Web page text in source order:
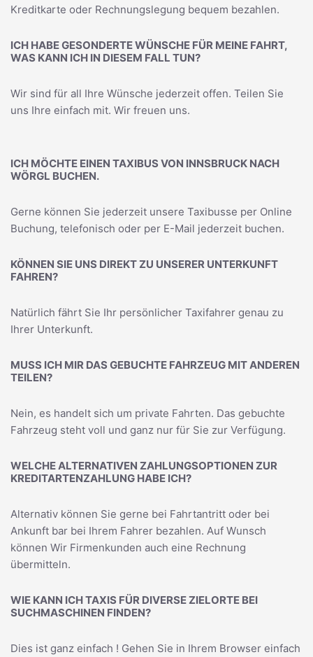
Kreditkarte oder Rechnungslegung bequem bezahlen.
ICH HABE GESONDERTE WÜNSCHE FÜR MEINE FAHRT,
WAS KANN ICH IN DIESEM FALL TUN?
Wir sind für all Ihre Wünsche jederzeit offen. Teilen Sie
uns Ihre einfach mit. Wir freuen uns.
ICH MÖCHTE EINEN TAXIBUS VON INNSBRUCK NACH
WÖRGL BUCHEN.
Gerne können Sie jederzeit unsere Taxibusse per Online
Buchung, telefonisch oder per E-Mail jederzeit buchen.
KÖNNEN SIE UNS DIREKT ZU UNSERER UNTERKUNFT
FAHREN?
Natürlich fährt Sie Ihr persönlicher Taxifahrer genau zu
Ihrer Unterkunft.
MUSS ICH MIR DAS GEBUCHTE FAHRZEUG MIT ANDEREN
TEILEN?
Nein, es handelt sich um private Fahrten. Das gebuchte
Fahrzeug steht voll und ganz nur für Sie zur Verfügung.
WELCHE ALTERNATIVEN ZAHLUNGSOPTIONEN ZUR
KREDITARTENZAHLUNG HABE ICH?
Alternativ können Sie gerne bei Fahrtantritt oder bei
Ankunft bar bei Ihrem Fahrer bezahlen. Auf Wunsch
können Wir Firmenkunden auch eine Rechnung
übermitteln.
WIE KANN ICH TAXIS FÜR DIVERSE ZIELORTE BEI
SUCHMASCHINEN FINDEN?
Dies ist ganz einfach ! Gehen Sie in Ihrem Browser einfach